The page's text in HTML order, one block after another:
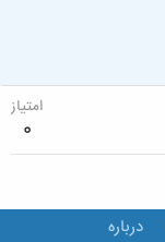
امتیاز
0
درباره